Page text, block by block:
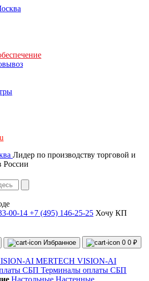
Лидер по производству торговой и
России
00-14 +7 (495) 146-25-25 Хочу КП
Избранное 0 0 ₽
MERTECH VISION-AI
Терминалы оплаты СБП
Настольные Настенные